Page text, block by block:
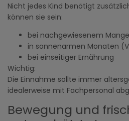
Nicht jedes Kind benötigt
können sie sein:
bei nachgewiesenem
in sonnenarmen Monaten
bei einseitiger Ernährung
Wichtig:
Die Einnahme sollte immer
idealerweise mit Fachpersonal
Bewegung und